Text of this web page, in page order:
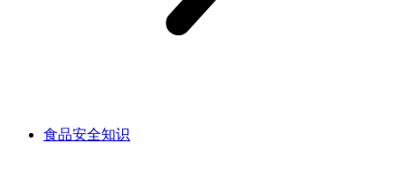
食品安全知识